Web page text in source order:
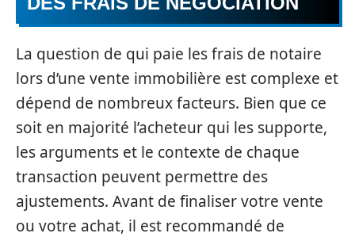
La question de qui paie les frais de notaire
lors d’une vente immobilière est complexe et
dépend de nombreux facteurs. Bien que ce
soit en majorité l’acheteur qui les supporte,
les arguments et le contexte de chaque
transaction peuvent permettre des
ajustements. Avant de finaliser votre vente
ou votre achat, il est recommandé de